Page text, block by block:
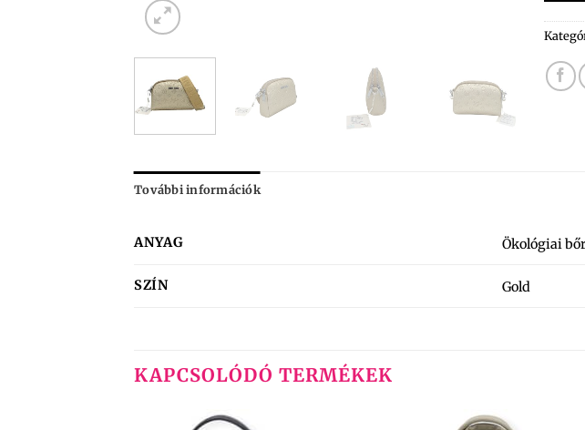
További információk
ANYAG Ökológiai
SZÍN Gold
KAPCSOLÓDÓ TERMÉKEK